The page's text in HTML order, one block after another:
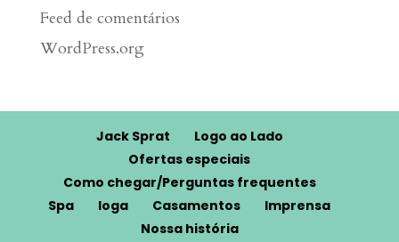
Feed de comentários
WordPress.org
Jack Sprat
Logo ao Lado
Ofertas especiais
Como chegar/Perguntas frequentes
Spa
Ioga Casamentos
Imprensa
Nossa história